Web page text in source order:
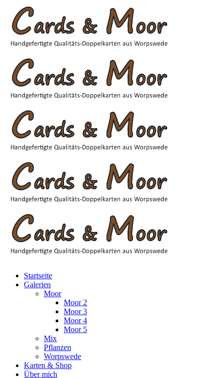
Startseite
Galerien
Moor
Moor 2
Moor 3
Moor 4
Moor 5
Mix
Pflanzen
Worpswede
Karten & Shop
Über mich